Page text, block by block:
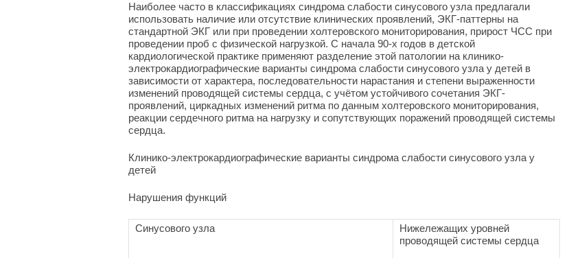
Наиболее часто в классификациях cиндрома слабости синусового узла предлагали
использовать наличие или отсутствие клинических проявлений, ЭКГ-паттерны на
стандартной ЭКГ или при проведении холтеровского мониторирования, прирост ЧСС при
проведении проб с физической нагрузкой. С начала 90-х годов в детской
кардиологической практике применяют разделение этой патологии на клинико-
электрокардиографические варианты синдрома слабости синусового узла у детей в
зависимости от характера, последовательности нарастания и степени выраженности
изменений проводящей системы сердца, с учётом устойчивого сочетания ЭКГ-
проявлений, циркадных изменений ритма по данным холтеровского мониторирования,
реакции сердечного ритма на нагрузку и сопутствующих поражений проводящей системы
сердца.
Клинико-электрокардиографические варианты синдрома слабости синусового узла у
детей
Нарушения функций
Синусового узла
Нижележащих уровней
проводящей системы сердца